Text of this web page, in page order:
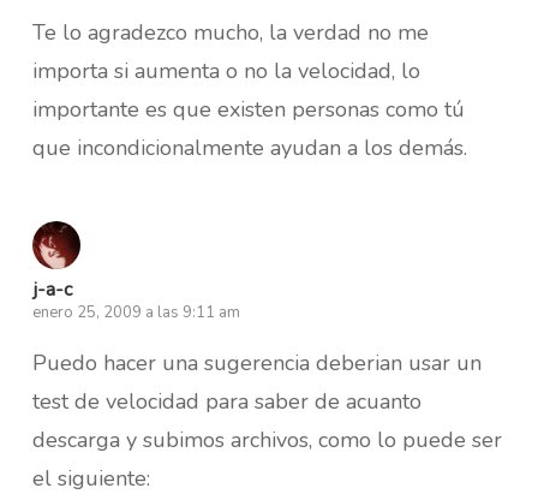
Te lo agradezco mucho, la verdad no me
importa si aumenta o no la velocidad, lo
importante es que existen personas como tú
que incondicionalmente ayudan a los demás.
j-a-c
enero 25, 2009 a las 9:11 am
Puedo hacer una sugerencia deberian usar un
test de velocidad para saber de acuanto
descarga y subimos archivos, como lo puede ser
el siguiente: